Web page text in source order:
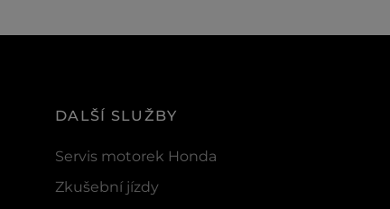
DALŠÍ SLUŽBY
Servis motorek Honda
Zkušební jízdy